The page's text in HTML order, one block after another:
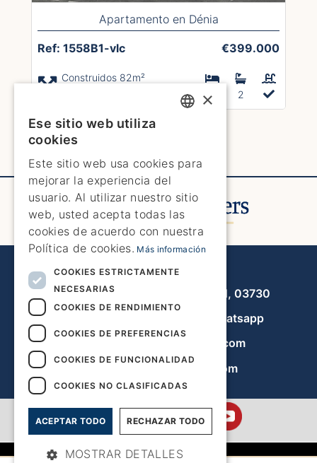
Apartamento en Dénia
Ref: 1558B1-vlc €399.000
Construidos 82m²
3 2
1 2 3 4 5 6 8
Javea Home Finders
Avenida de la Libertad 19, local 11, 03730
Whatsapp
info@javeahomefinders.com
es.javeahomefinders.com
SPANISH
GERMAN
FRENCH
×
Ese sitio web utiliza
cookies
Este sitio web usa cookies para
mejorar la experiencia del
usuario. Al utilizar nuestro sitio
web, usted acepta todas las
cookies de acuerdo con nuestra
Política de cookies. Más información
COOKIES ESTRICTAMENTE
NECESARIAS
COOKIES DE RENDIMIENTO
COOKIES DE PREFERENCIAS
COOKIES DE FUNCIONALIDAD
COOKIES NO CLASIFICADAS
ACEPTAR TODO RECHAZAR TODO
MOSTRAR DETALLES